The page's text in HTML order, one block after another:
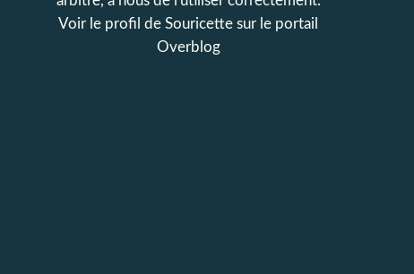
Voir le profil de Souricette sur le portail
Overblog